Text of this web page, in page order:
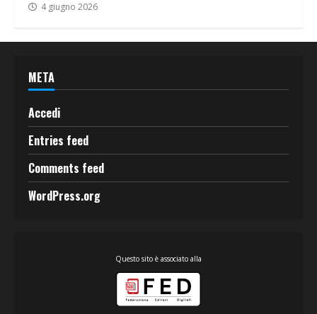
4 giugno 2026
META
Accedi
Entries feed
Comments feed
WordPress.org
Questo sito è associato alla